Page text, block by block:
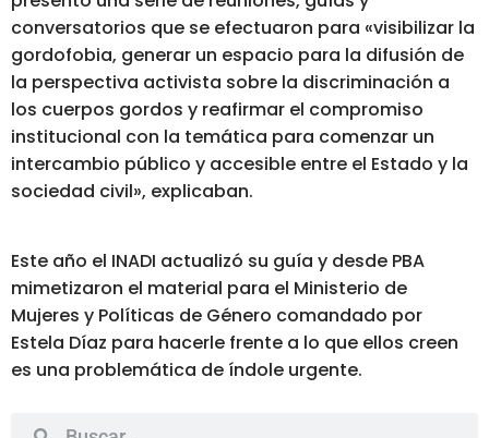
conversatorios que se efectuaron para «visibilizar la
gordofobia, generar un espacio para la difusión de
la perspectiva activista sobre la discriminación a
los cuerpos gordos y reafirmar el compromiso
institucional con la temática para comenzar un
intercambio público y accesible entre el Estado y la
sociedad civil», explicaban.
Este año el INADI actualizó su guía y desde PBA
mimetizaron el material para el Ministerio de
Mujeres y Políticas de Género comandado por
Estela Díaz para hacerle frente a lo que ellos creen
es una problemática de índole urgente.